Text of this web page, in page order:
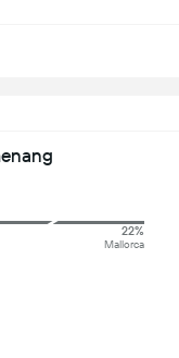
22%
Mallorca